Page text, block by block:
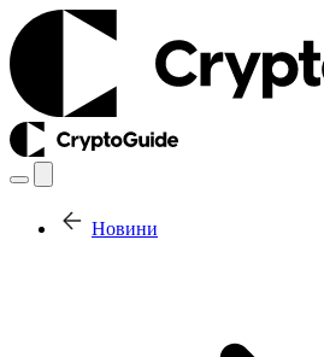
Новини